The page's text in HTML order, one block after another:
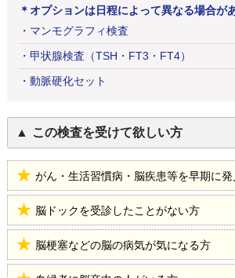
＊オプションは日程によって異なる場合が
・ マンモグラフィ検査
・ 甲状腺検査（TSH・FT3・FT4）
・ 動脈硬化セット
この検査を受けて欲しい方
がん・生活習慣病・脳疾患等を早期に
脳ドックを受診したことがない方
脳梗塞などの脳の病気が気になる方